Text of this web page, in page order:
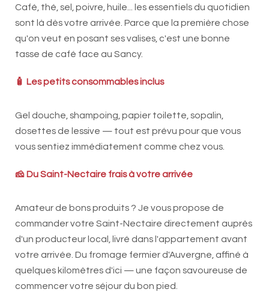
Café, thé, sel, poivre, huile... les essentiels du quotidien
sont là dès votre arrivée. Parce que la première chose
qu'on veut en posant ses valises, c'est une bonne
tasse de café face au Sancy.
🧴 Les petits consommables inclus
Gel douche, shampoing, papier toilette, sopalin,
dosettes de lessive — tout est prévu pour que vous
vous sentiez immédiatement comme chez vous.
🧀 Du Saint-Nectaire frais à votre arrivée
Amateur de bons produits ? Je vous propose de
commander votre Saint-Nectaire directement auprès
d'un producteur local, livré dans l'appartement avant
votre arrivée. Du fromage fermier d'Auvergne, affiné à
quelques kilomètres d'ici — une façon savoureuse de
commencer votre séjour du bon pied.